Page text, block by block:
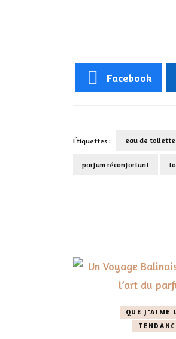
Facebook
Étiquettes : eau de
parfum réconfortant
QUE J'AIME